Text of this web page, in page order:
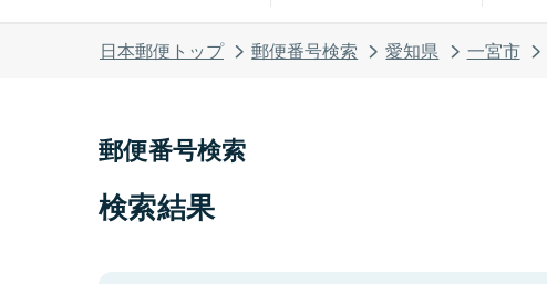
日本郵便トップ 郵便番号検索 愛知県 一宮市
郵便番号検索
検索結果